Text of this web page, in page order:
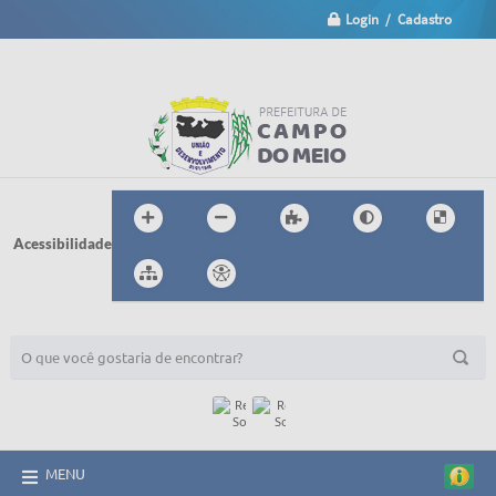
Login / Cadastro
Acessibilidade
MENU